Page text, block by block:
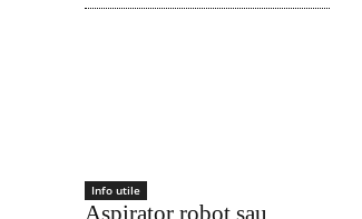
Info utile
Aspirator robot sau